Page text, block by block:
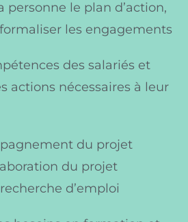
personne le plan d’action,
les engagements
des salariés et
actions nécessaires à leur
du projet
du projet
d’emploi